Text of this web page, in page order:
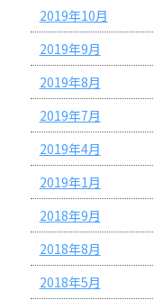
2019年10月
2019年9月
2019年8月
2019年7月
2019年4月
2019年1月
2018年9月
2018年8月
2018年5月